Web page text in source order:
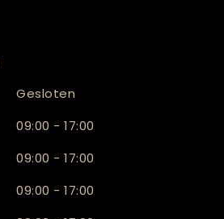
Gesloten
09:00 - 17:00
09:00 - 17:00
09:00 - 17:00